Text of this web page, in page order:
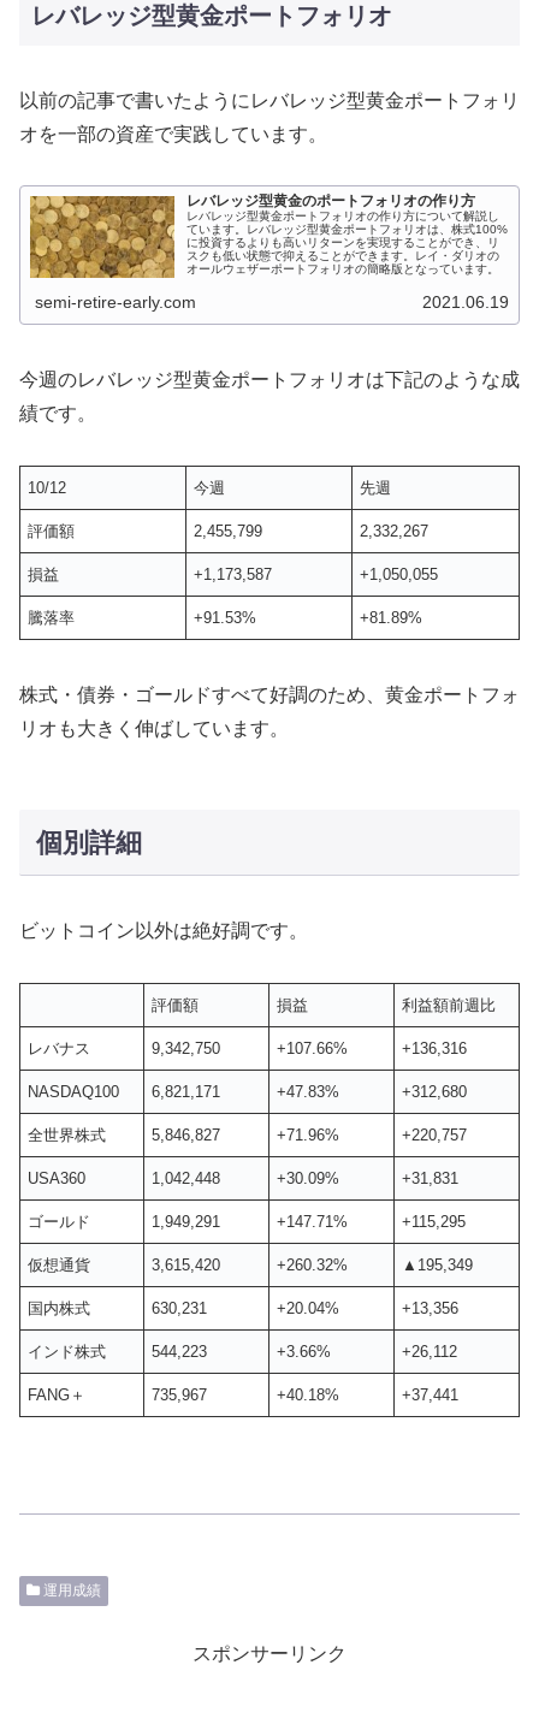
レバレッジ型黄金ポートフォリオ
以前の記事で書いたようにレバレッジ型黄金ポートフォリ
オを一部の資産で実践しています。
レバレッジ型黄金のポートフォリオの作り方
レバレッジ型黄金ポートフォリオの作り方について解説し
ています。レバレッジ型黄金ポートフォリオは、株式100%
に投資するよりも高いリターンを実現することができ、リ
スクも低い状態で抑えることができます。レイ・ダリオの
オールウェザーポートフォリオの簡略版となっています。
semi-retire-early.com 2021.06.19
今週のレバレッジ型黄金ポートフォリオは下記のような成
績です。
10/12 今週 先週
評価額 2,455,799 2,332,267
損益 +1,173,587 +1,050,055
騰落率 +91.53% +81.89%
株式・債券・ゴールドすべて好調のため、黄金ポートフォ
リオも大きく伸ばしています。
個別詳細
ビットコイン以外は絶好調です。
評価額 損益 利益額前週比
レバナス 9,342,750 +107.66% +136,316
NASDAQ100 6,821,171 +47.83% +312,680
全世界株式 5,846,827 +71.96% +220,757
USA360 1,042,448 +30.09% +31,831
ゴールド 1,949,291 +147.71% +115,295
仮想通貨 3,615,420 +260.32% ▲195,349
国内株式 630,231 +20.04% +13,356
インド株式 544,223 +3.66% +26,112
FANG＋ 735,967 +40.18% +37,441
運用成績
スポンサーリンク